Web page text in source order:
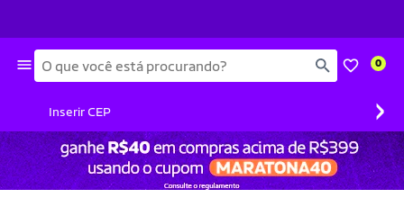
Busca 0
Inserir CEP ›